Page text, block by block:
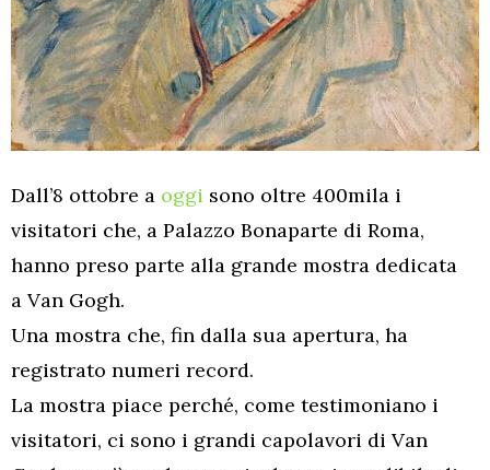
Dall’8 ottobre a oggi sono oltre 400mila i
visitatori che, a Palazzo Bonaparte di Roma,
hanno preso parte alla grande mostra dedicata
a Van Gogh.
Una mostra che, fin dalla sua apertura, ha
registrato numeri record.
La mostra piace perché, come testimoniano i
visitatori, ci sono i grandi capolavori di Van